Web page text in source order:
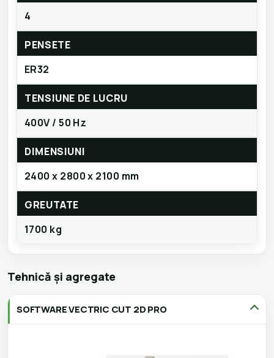
4
PENSETE
ER32
TENSIUNE DE LUCRU
400V / 50 Hz
DIMENSIUNI
2400 x 2800 x 2100 mm
GREUTATE
1700 kg
Tehnică și agregate
SOFTWARE VECTRIC CUT 2D PRO